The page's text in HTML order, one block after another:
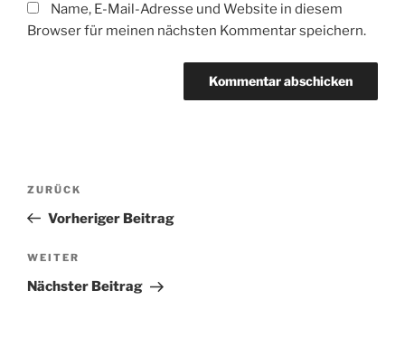
Name, E-Mail-Adresse und Website in diesem
Browser für meinen nächsten Kommentar speichern.
Beitragsnavigation
Vorheriger
Beitrag
ZURÜCK
Vorheriger Beitrag
Nächster
Beitrag
WEITER
Nächster Beitrag